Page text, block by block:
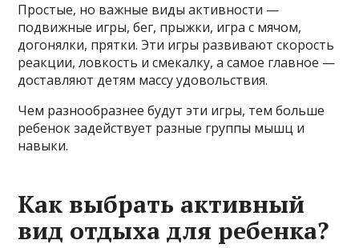
Простые, но важные виды активности —
подвижные игры, бег, прыжки, игра с мячом,
догонялки, прятки. Эти игры развивают скорость
реакции, ловкость и смекалку, а самое главное —
доставляют детям массу удовольствия.
Чем разнообразнее будут эти игры, тем больше
ребенок задействует разные группы мышц и
навыки.
Как выбрать активный
вид отдыха для ребенка?